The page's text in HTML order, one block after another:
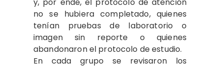
no se hubiera completado, quienes
tenían pruebas de laboratorio o
imagen sin reporte o quienes
abandonaron el protocolo de estudio.
En cada grupo se revisaron los